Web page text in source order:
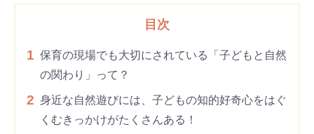
目次
1 保育の現場でも大切にされている「子どもと自然
の関わり」って？
2 身近な自然遊びには、子どもの知的好奇心をはぐ
くむきっかけがたくさんある！